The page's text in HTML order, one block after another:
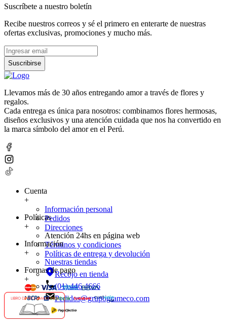
Suscríbete a nuestro boletín
Recibe nuestros correos y sé el primero en enterarte de nuestras
ofertas exclusivas, promociones y mucho más.
Suscribirse
Llevamos más de 30 años entregando amor a través de flores y
regalos.
Cada entrega es única para nosotros: combinamos flores hermosas,
diseños exclusivos y una atención cuidada que nos ha convertido en
la marca símbolo del amor en el Perú.
Cuenta
+
Información personal
Pedidos
Direcciones
Políticas
+
Atención 24hs en página web
Términos y condiciones
Políticas de entrega y devolución
Información
+
Nuestras tiendas
Recojo en tienda
(01) 446 4666
Pedidos@grupogrameco.com
Formas de pago
+